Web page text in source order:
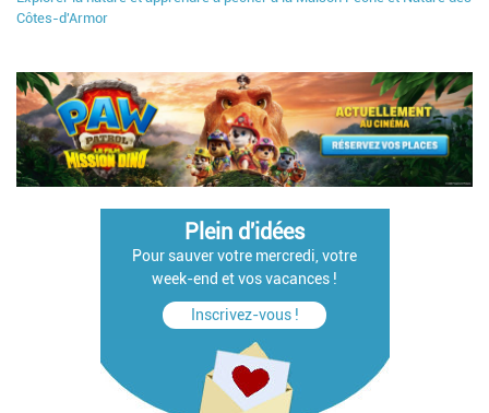
Côtes-d'Armor
Plein d'idées
Pour sauver votre mercredi, votre
week-end et vos vacances !
Inscrivez-vous !